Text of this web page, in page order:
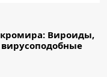
Вироиды,